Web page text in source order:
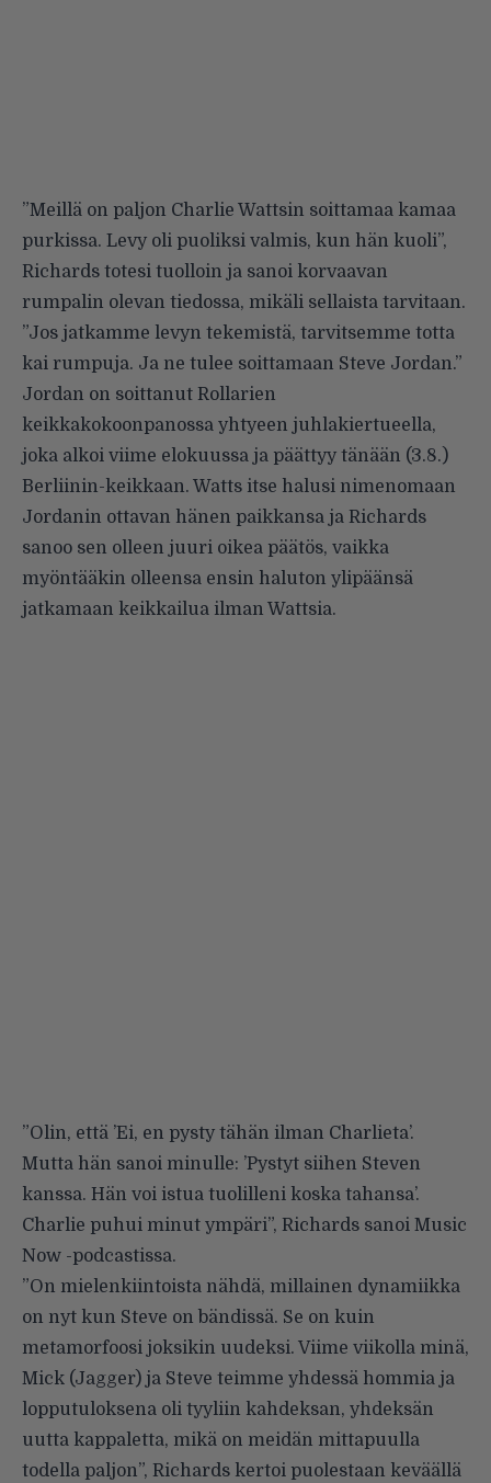
”Meillä on paljon Charlie Wattsin soittamaa kamaa
purkissa. Levy oli puoliksi valmis, kun hän kuoli”,
Richards totesi tuolloin ja sanoi korvaavan
rumpalin olevan tiedossa, mikäli sellaista tarvitaan.
”Jos jatkamme levyn tekemistä, tarvitsemme totta
kai rumpuja. Ja ne tulee soittamaan Steve Jordan.”
Jordan on soittanut Rollarien
keikkakokoonpanossa yhtyeen juhlakiertueella,
joka alkoi viime elokuussa ja päättyy tänään (3.8.)
Berliinin-keikkaan. Watts itse halusi nimenomaan
Jordanin ottavan hänen paikkansa ja Richards
sanoo sen olleen juuri oikea päätös, vaikka
myöntääkin olleensa ensin haluton ylipäänsä
jatkamaan keikkailua ilman Wattsia.
”Olin, että ’Ei, en pysty tähän ilman Charlieta’.
Mutta hän sanoi minulle: ’Pystyt siihen Steven
kanssa. Hän voi istua tuolilleni koska tahansa’.
Charlie puhui minut ympäri”, Richards sanoi Music
Now -podcastissa.
”On mielenkiintoista nähdä, millainen dynamiikka
on nyt kun Steve on bändissä. Se on kuin
metamorfoosi joksikin uudeksi. Viime viikolla minä,
Mick (Jagger) ja Steve teimme yhdessä hommia ja
lopputuloksena oli tyyliin kahdeksan, yhdeksän
uutta kappaletta, mikä on meidän mittapuulla
todella paljon”, Richards kertoi puolestaan keväällä